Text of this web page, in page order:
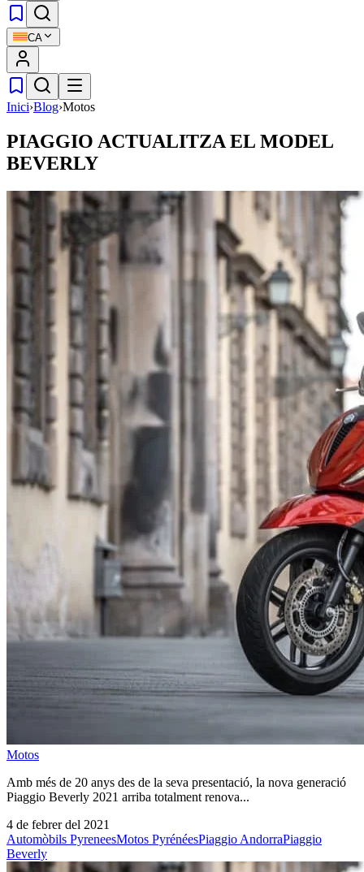
CA
Inici›Blog›Motos
PIAGGIO ACTUALITZA EL MODEL
BEVERLY
Motos
Amb més de 20 anys des de la seva presentació, la nova generació
Piaggio Beverly 2021 arriba totalment renova...
4 de febrer del 2021
Automòbils PyreneesMotos PyrénéesPiaggio AndorraPiaggio
Beverly